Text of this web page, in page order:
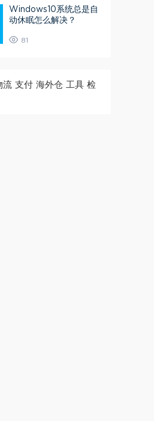
Windows10系统总是自
动休眠怎么解决？
81
流 支付 海外仓 工具 检